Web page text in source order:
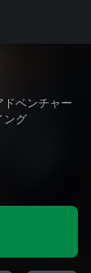
ドベンチャー
ング